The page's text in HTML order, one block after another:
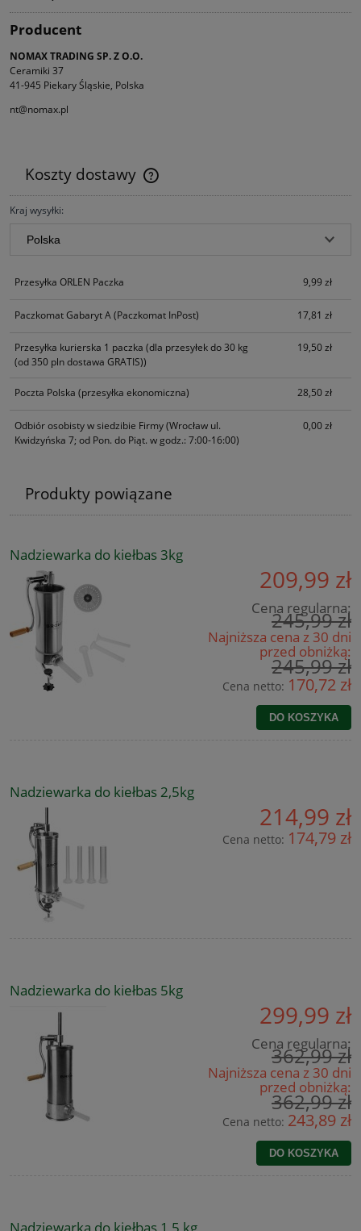
Producent
NOMAX TRADING SP. Z O.O.
Ceramiki 37
41-945 Piekary Śląskie, Polska
nt@nomax.pl
Koszty dostawy
Cena nie zawiera ewentualnych kosztów płatności
Kraj wysyłki:
Przesyłka ORLEN Paczka 9,99 zł
Paczkomat Gabaryt A(Paczkomat InPost) 17,81 zł
Przesyłka kurierska 1 paczka (dla przesyłek do 30 kg
(od 350 pln dostawa GRATIS))
19,50 zł
Poczta Polska (przesyłka ekonomiczna) 28,50 zł
Odbiór osobisty w siedzibie Firmy(Wrocław ul.
Kwidzyńska 7; od Pon. do Piąt. w godz.: 7:00-16:00)
0,00 zł
Produkty powiązane
Nadziewarka do kiełbas 3kg
209,99 zł
Cena regularna:
245,99 zł
Najniższa cena z 30 dni
przed obniżką:
245,99 zł
Cena netto: 170,72 zł
DO KOSZYKA
Nadziewarka do kiełbas 2,5kg
214,99 zł
Cena netto: 174,79 zł
Nadziewarka do kiełbas 5kg
299,99 zł
Cena regularna:
362,99 zł
Najniższa cena z 30 dni
przed obniżką:
362,99 zł
Cena netto: 243,89 zł
DO KOSZYKA